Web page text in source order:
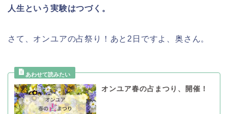
人生という実験はつづく。
さて、オンユアの占祭り！あと2日ですよ、奥さん。
オンユア春の占まつり、開催！